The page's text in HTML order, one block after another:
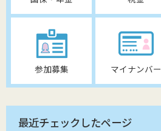
参加募集 マイナンバー
最近チェックしたページ